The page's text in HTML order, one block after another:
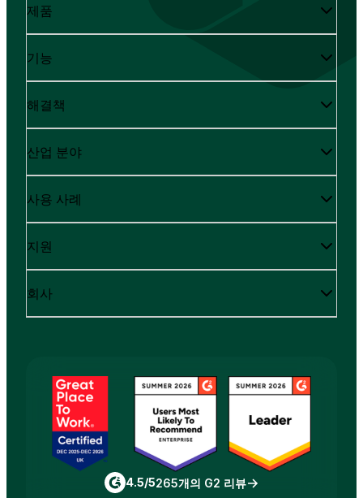
제품
기능
해결책
산업 분야
사용 사례
지원
회사
4.5/5265개의 G2 리뷰